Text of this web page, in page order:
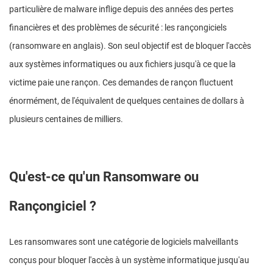
particulière de malware inflige depuis des années des pertes
financières et des problèmes de sécurité : les rançongiciels
(ransomware en anglais). Son seul objectif est de bloquer l'accès
aux systèmes informatiques ou aux fichiers jusqu'à ce que la
victime paie une rançon. Ces demandes de rançon fluctuent
énormément, de l'équivalent de quelques centaines de dollars à
plusieurs centaines de milliers.
Qu'est-ce qu'un Ransomware ou
Rançongiciel ?
Les ransomwares sont une catégorie de logiciels malveillants
conçus pour bloquer l'accès à un système informatique jusqu'au